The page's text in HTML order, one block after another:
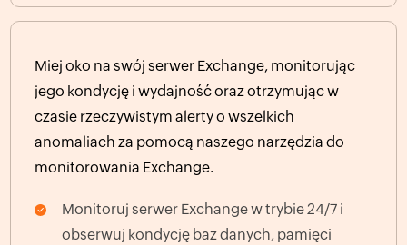
Miej oko na swój serwer Exchange, monitorując
jego kondycję i wydajność oraz otrzymując w
czasie rzeczywistym alerty o wszelkich
anomaliach za pomocą naszego narzędzia do
monitorowania Exchange.
Monitoruj serwer Exchange w trybie 24/7 i
obserwuj kondycję baz danych, pamięci